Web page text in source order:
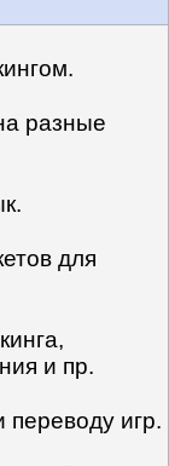
разные
для
и пр.
переводу игр.